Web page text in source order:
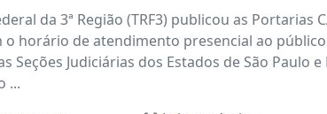
da 3ª Região (TRF3) publicou as Portarias
o horário de atendimento presencial ao
Seções Judiciárias dos Estados de São Paulo
...